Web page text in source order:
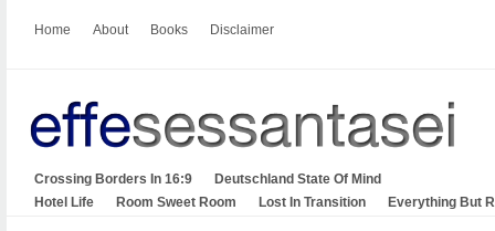
Home About Books Disclaimer
Crossing Borders In 16:9
Deutschland State Of Mind
Hotel Life
Room Sweet Room Lost In Transition Everything But